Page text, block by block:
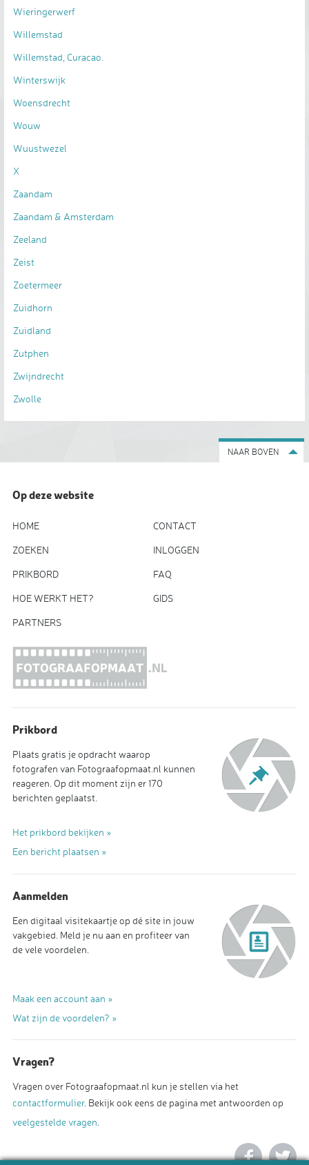
Wieringerwerf
Willemstad
Willemstad, Curacao.
Winterswijk
Woensdrecht
Wouw
Wuustwezel
X
Zaandam
Zaandam & Amsterdam
Zeeland
Zeist
Zoetermeer
Zuidhorn
Zuidland
Zutphen
Zwijndrecht
Zwolle
NAAR BOVEN
Op deze website
HOME CONTACT
ZOEKEN INLOGGEN
PRIKBORD FAQ
HOE WERKT HET? GIDS
PARTNERS
Prikbord
Plaats gratis je opdracht waarop
fotografen van Fotograafopmaat.nl kunnen
reageren. Op dit moment zijn er 170
berichten geplaatst.
Het prikbord bekijken »
Een bericht plaatsen »
Aanmelden
Een digitaal visitekaartje op dé site in jouw
vakgebied. Meld je nu aan en profiteer van
de vele voordelen.
Maak een account aan »
Wat zijn de voordelen? »
Vragen?
Vragen over Fotograafopmaat.nl kun je stellen via het
contactformulier. Bekijk ook eens de pagina met antwoorden op
veelgestelde vragen